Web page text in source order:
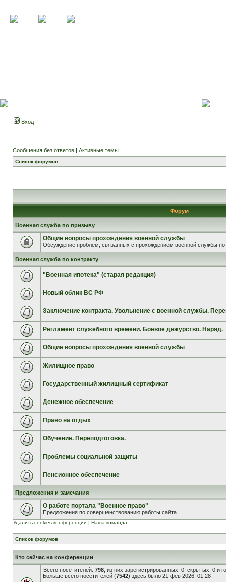
Вход
Сообщения без ответов | Активные темы
Список форумов
Форум
Военная служба по призыву
Общие вопросы прохождения военной службы
Обсуждение проблем, связанных с прохождением военной службы по
Военная служба по контракту
"Военная ипотека" (старая редакция)
Новый облик ВС РФ
Заключение контракта. Увольнение с военной службы.
Регламент служебного времени. Боевое дежурство. Наряд.
Общие вопросы прохождения военной службы
Жилищное право
Государственный жилищный сертификат
Денежное обеспечение
Право на отдых
Обучение. Переподготовка.
Проблемы социальной защиты
Пенсионное обеспечение
Предложения и замечания
О работе портала "Военное право"
Предложения по совершенствованию работы сайта
Удалить cookies конференции | Наша команда
Список форумов
Кто сейчас на конференции
Всего посетителей: 798 , из них зарегистрированных: 0, скрытых: 0 и
Больше всего посетителей (7542) здесь было 21 фев 2026, 01:28